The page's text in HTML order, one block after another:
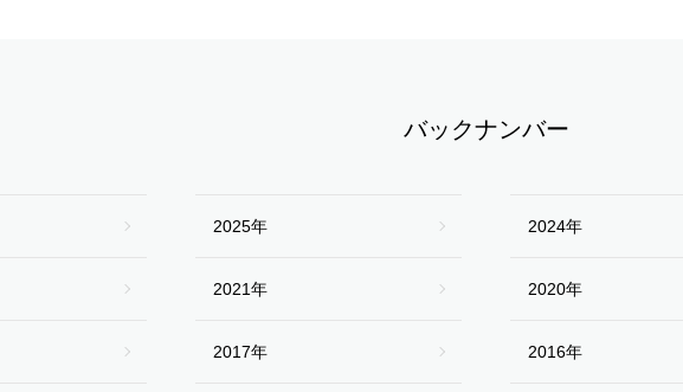
バックナンバー
2025年 2024年
2021年 2020年
2017年 2016年